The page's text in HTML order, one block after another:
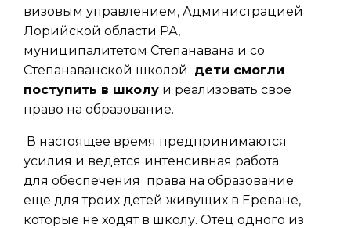
визовым управлением, Администрацией
Лорийской области РА,
муниципалитетом Степанавана и со
Степанаванской школой дети смогли
поступить в школу и реализовать свое
право на образование.
В настоящее время предпринимаются
усилия и ведется интенсивная работа
для обеспечения права на образование
еще для троих детей живущих в Ереване,
которые не ходят в школу. Отец одного из